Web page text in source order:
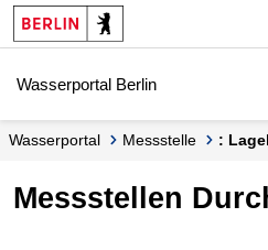
Springe zur Navigation
Springe zum Inhalt
Wasserportal Berlin
Wasserportal Messstelle :
Messstellen